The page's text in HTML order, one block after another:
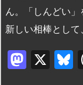
ん。「しんどい
新しい相棒として
M X